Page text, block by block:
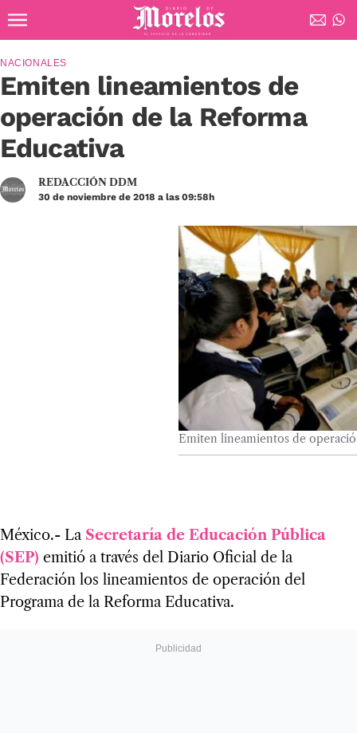
Diario de Morelos
Emiten lineamientos de
operación de la Reforma
Educativa
NACIONALES
REDACCIÓN DDM
30 de noviembre de 2018 a las 09:58h
Emiten lineamientos de
México.- La Secretaría de Educación Pública
(SEP) emitió a través del Diario Oficial de la
Federación los lineamientos de operación del
Programa de la Reforma Educativa.